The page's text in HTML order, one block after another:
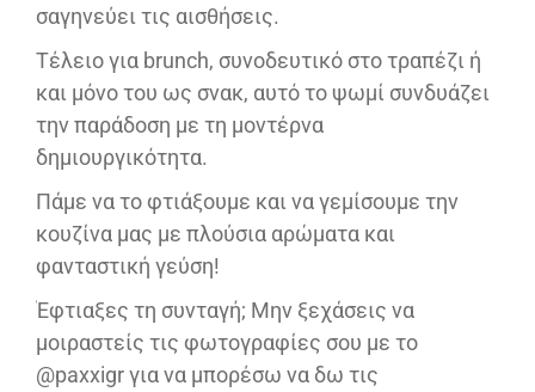
σαγηνεύει τις αισθήσεις.
Τέλειο για brunch, συνοδευτικό στο τραπέζι ή
και μόνο του ως σνακ, αυτό το ψωμί συνδυάζει
την παράδοση με τη μοντέρνα
δημιουργικότητα.
Πάμε να το φτιάξουμε και να γεμίσουμε την
κουζίνα μας με πλούσια αρώματα και
φανταστική γεύση!
Έφτιαξες τη συνταγή; Μην ξεχάσεις να
μοιραστείς τις φωτογραφίες σου με το
@paxxigr για να μπορέσω να δω τις